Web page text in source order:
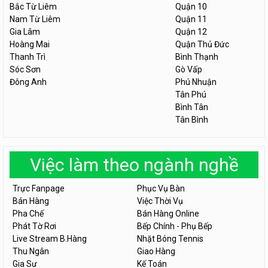
Bắc Từ Liêm
Nam Từ Liêm
Gia Lâm
Hoàng Mai
Thanh Trì
Sóc Sơn
Đông Anh
Quận 10
Quận 11
Quận 12
Quận Thủ Đức
Bình Thạnh
Gò Vấp
Phú Nhuận
Tân Phú
Bình Tân
Tân Bình
Việc làm theo ngành nghề
Trực Fanpage
Phục Vụ Bàn
Bán Hàng
Việc Thời Vụ
Pha Chế
Bán Hàng Online
Phát Tờ Rơi
Bếp Chính - Phụ Bếp
Live Stream B.Hàng
Nhặt Bóng Tennis
Thu Ngân
Giao Hàng
Gia Sư
Kế Toán